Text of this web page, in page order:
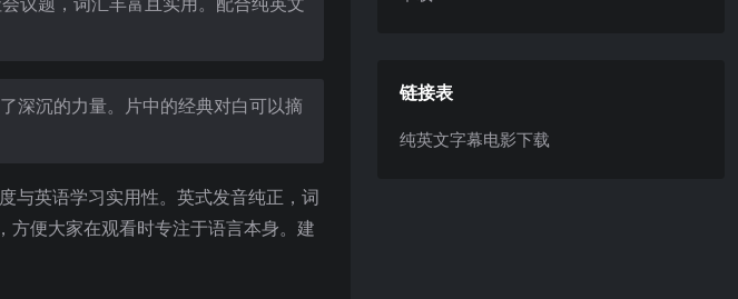
深沉的力量。片中的经典对白可以摘
与英语学习实用性。英式发音纯正，词
方便大家在观看时专注于语言本身。建
链接表
纯英文字幕电影下载